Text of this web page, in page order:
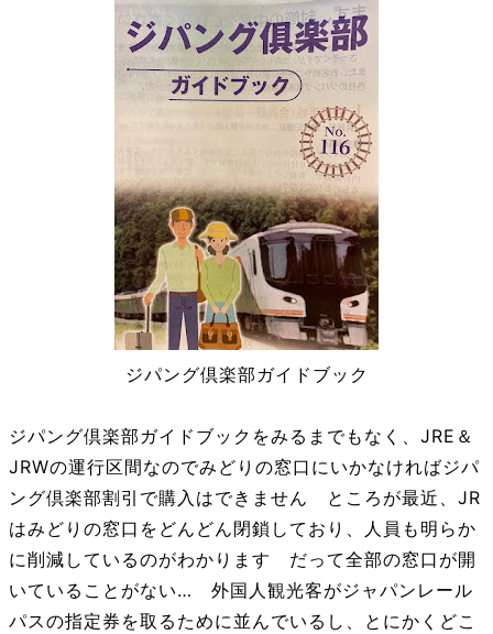
ジパング倶楽部ガイドブック
ジパング倶楽部ガイドブックをみるまでもなく、JRE＆
JRWの運行区間なのでみどりの窓口にいかなければジパ
ング倶楽部割引で購入はできません ところが最近、JR
はみどりの窓口をどんどん閉鎖しており、人員も明らか
に削減しているのがわかります だって全部の窓口が開
いていることがない… 外国人観光客がジャパンレール
パスの指定券を取るために並んでいるし、とにかくどこ